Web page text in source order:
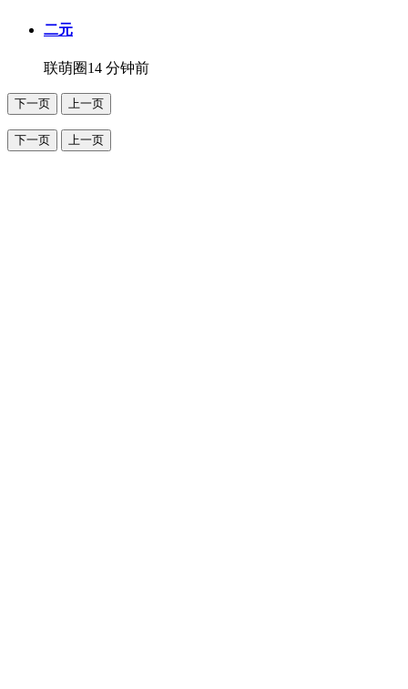
二元
联萌圈14 分钟前
下一页 上一页
下一页 上一页